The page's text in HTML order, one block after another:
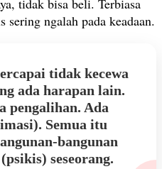
tidak bisa beli. Terbiasa
sering ngalah pada keadaan.
tidak kecewa
ada harapan lain.
pengalihan. Ada
Semua itu
bangunan
seseorang.